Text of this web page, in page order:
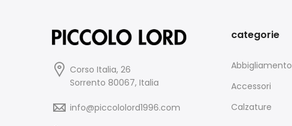
Corso Italia, 26
Sorrento 80067, Italia
info@piccololord1996.com
categorie
Abbigliamento
Accessori
Calzature